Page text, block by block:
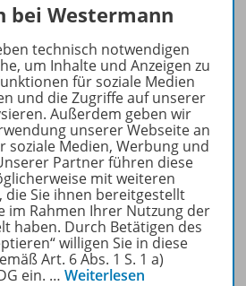
Das führende Magazin für
den wissenschaftlichen
Transfer!
Ihr Wegweiser zu den
wichtigsten Seiten der GR:
zu den Abo-Angeboten
zum Zeitschriftenkiosk
zum Online-Archiv
Mehr zur Zeitschrift
bei Westermann
technisch notwendigen
um Inhalte und Anzeigen zu
für soziale Medien
und die Zugriffe auf unserer
Außerdem geben wir
unserer Webseite an
soziale Medien, Werbung und
Partner führen diese
mit weiteren
die Sie ihnen bereitgestellt
im Rahmen Ihrer Nutzung der
haben. Durch Betätigen des
willigen Sie in diese
Art. 6 Abs. 1 S. 1 a)
ein. … Weiterlesen